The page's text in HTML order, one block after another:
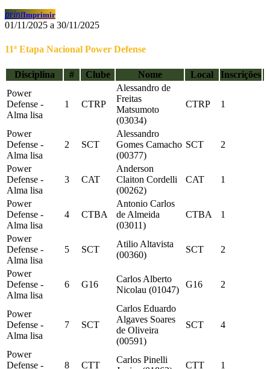
printImprimir
01/11/2025 a 30/11/2025
11ª Etapa Nacional Power Defense
Disciplina # Clube Nome Local
Inscrições
Power
Defense -
Alma lisa
1 CTRP
Alessandro de
Freitas
Matsumoto
(03034)
CTRP 1
Power
Defense -
Alma lisa
2 SCT
Alessandro
Gomes Camacho
(00377)
SCT 2
Power
Defense -
Alma lisa
3 CAT
Anderson
Claiton Cordelli
(00262)
CAT 1
Power
Defense -
Alma lisa
4 CTBA
Antonio Carlos
de Almeida
(03011)
CTBA 1
Power
Defense -
Alma lisa
5 SCT
Atilio Altavista
(00360)
SCT 2
Power
Defense -
Alma lisa
6 G16
Carlos Alberto
Nicolau (01047)
G16 2
Power
Defense -
Alma lisa
7 SCT
Carlos Eduardo
Algaves Soares
de Oliveira
(00591)
SCT 4
Power
Defense -
8 CTT
Carlos Pinelli
CTT 1